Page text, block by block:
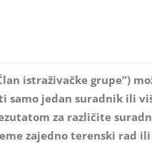
istraživačke grupe”)
samo jedan suradnik ili
za različite
zajedno terenski rad